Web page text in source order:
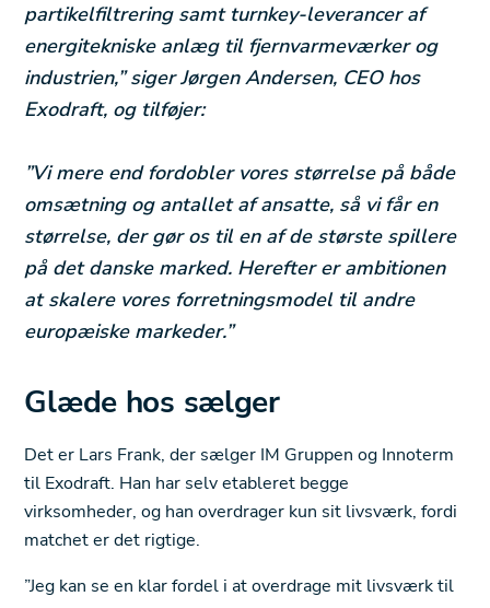
partikelfiltrering samt turnkey-leverancer af
energitekniske anlæg til fjernvarmeværker og
industrien,” siger Jørgen Andersen, CEO hos
Exodraft, og tilføjer:
”Vi mere end fordobler vores størrelse på både
omsætning og antallet af ansatte, så vi får en
størrelse, der gør os til en af de største spillere
på det danske marked. Herefter er ambitionen
at skalere vores forretningsmodel til andre
europæiske markeder.”
Glæde hos sælger
Det er Lars Frank, der sælger IM Gruppen og Innoterm
til Exodraft. Han har selv etableret begge
virksomheder, og han overdrager kun sit livsværk, fordi
matchet er det rigtige.
”Jeg kan se en klar fordel i at overdrage mit livsværk til